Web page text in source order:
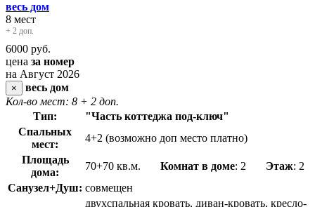
весь дом
8 мест
+ 2 доп.
6000 руб.
цена за номер
на Август 2026
×
весь дом
Кол-во мест: 8 + 2 доп.
Тип:
"Часть коттеджа под-ключ"
Спальных
мест:
4+2 (возможно доп место платно)
Площадь
дома:
70+70 кв.м. Комнат в доме: 2 Этаж: 2
Санузел+Душ: совмещен
двухспальная кровать, диван-кровать, кресло-